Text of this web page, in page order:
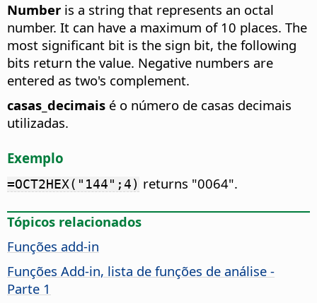
Number is a string that represents an octal
number. It can have a maximum of 10 places. The
most significant bit is the sign bit, the following
bits return the value. Negative numbers are
entered as two's complement.
casas_decimais é o número de casas decimais
utilizadas.
Exemplo
=OCT2HEX("144";4) returns "0064".
Tópicos relacionados
Funções add-in
Funções Add-in, lista de funções de análise -
Parte 1